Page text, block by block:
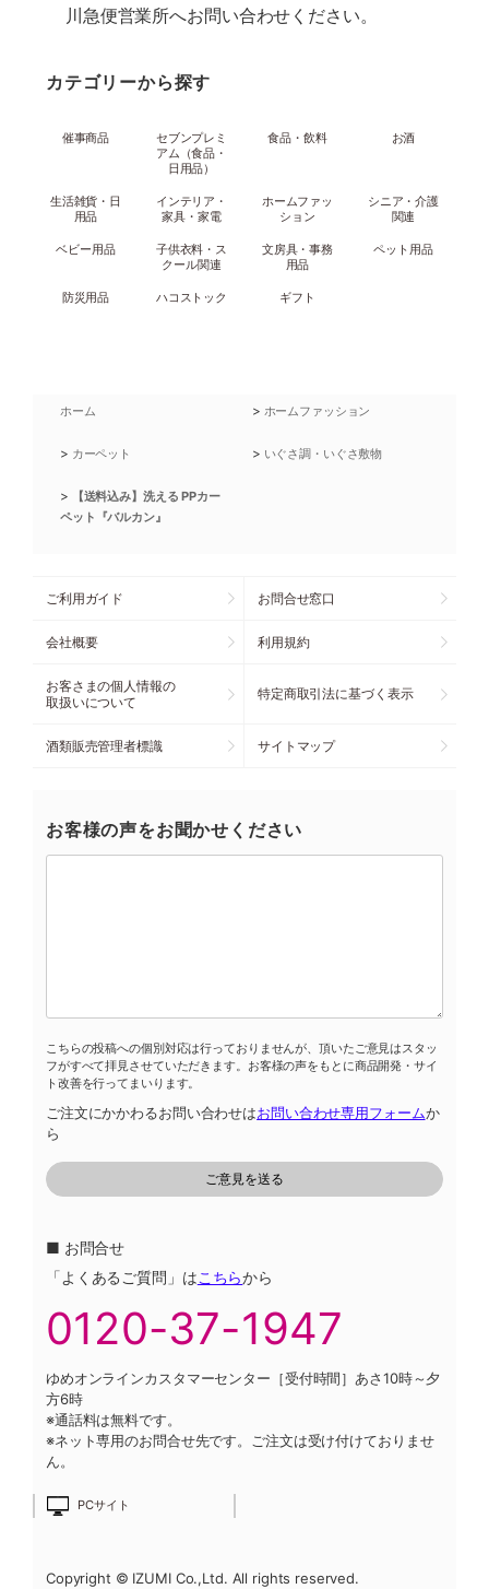
川急便営業所へお問い合わせください。
カテゴリーから探す
催事商品
セブンプレミ
アム（食品・
日用品）
食品・飲料 お酒
生活雑貨・日
用品
インテリア・
家具・家電
ホームファッ
ション
シニア・介護
関連
ベビー用品
子供衣料・ス
クール関連
文房具・事務
用品
ペット用品
防災用品 ハコストック ギフト
ホーム > ホームファッション
> カーペット > いぐさ調・いぐさ敷物
>
【送料込み】洗える PPカー
ペット『バルカン』
ご利用ガイド お問合せ窓口
会社概要 利用規約
お客さまの個人情報の
取扱いについて
特定商取引法に基づく表示
酒類販売管理者標識 サイトマップ
お客様の声をお聞かせください
こちらの投稿への個別対応は行っておりませんが、頂いたご意見はスタッ
フがすべて拝見させていただきます。お客様の声をもとに商品開発・サイ
ト改善を行ってまいります。
ご注文にかかわるお問い合わせはお問い合わせ専用フォームか
ら
■ お問合せ
「よくあるご質問」はこちらから
0120-37-1947
ゆめオンラインカスタマーセンター［受付時間］あさ10時～夕
方6時
※通話料は無料です。
※ネット専用のお問合せ先です。ご注文は受け付けておりませ
ん。
PCサイト
Copyright © IZUMI Co.,Ltd. All rights reserved.